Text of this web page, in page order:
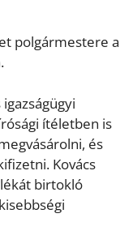
polgármestere a
ítéletben is
és
Kovács
birtokló